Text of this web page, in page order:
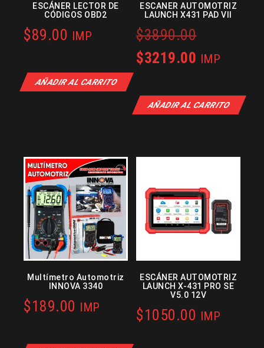
ESCÁNER LECTOR DE
CÓDIGOS OBD2
$89.00 IMP
AÑADIR AL CARRITO
ESCANER AUTOMOTRIZ
LAUNCH X431 PAD VII
$3890.00Original
price
$3890.00.
$3219.00 Current
is:
IMP
AÑADIR AL CARRITO
Multímetro Automotriz
INNOVA 3340
$189.00 IMP
ESCÁNER AUTOMOTRIZ
LAUNCH X-431 PRO SE
V5.0 12V
$1050.00 IMP